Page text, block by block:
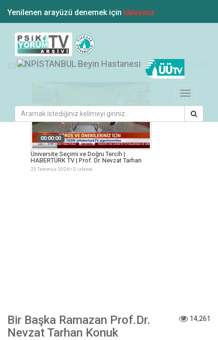
Yenilenen arayüzü denemek içintıklayınız
Toggle
navigation
EN YENİ VİDEOLAR
00:00:00
Üniversite Seçimi ve Doğru Tercih |
HABERTÜRK TV | Prof. Dr. Nevzat Tarhan
25 Temmuz 2026 0 izleme
Bir Başka Ramazan Prof.Dr.
Nevzat Tarhan Konuk
14,261